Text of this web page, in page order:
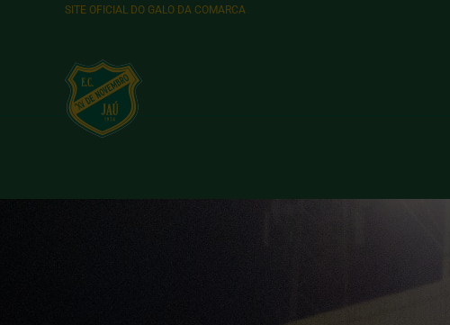
SITE OFICIAL DO GALO DA COMARCA